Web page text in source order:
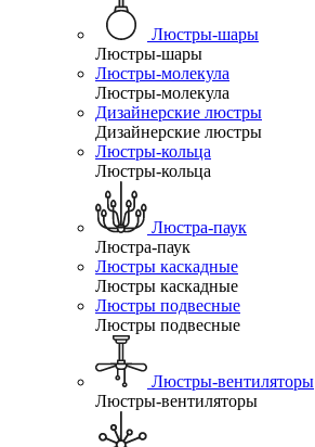
Люстры-шары
Люстры-шары
Люстры-молекула
Люстры-молекула
Дизайнерские люстры
Дизайнерские люстры
Люстры-кольца
Люстры-кольца
Люстра-паук
Люстра-паук
Люстры каскадные
Люстры каскадные
Люстры подвесные
Люстры подвесные
Люстры-вентиляторы
Люстры-вентиляторы